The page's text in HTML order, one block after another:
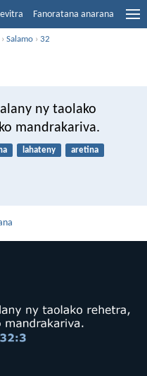
Fanoratana anarana
›Salamo ›32
ny taolako
mandrakariva.
lahateny aretina